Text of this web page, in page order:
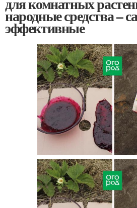
народные средства –
эффективные